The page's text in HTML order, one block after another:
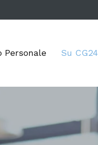
Personale Su CG24